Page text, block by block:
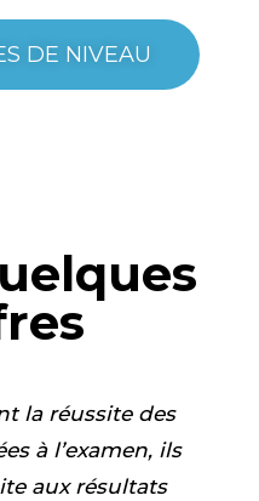
DE NIVEAU
la réussite des
à l’examen, ils
aux résultats